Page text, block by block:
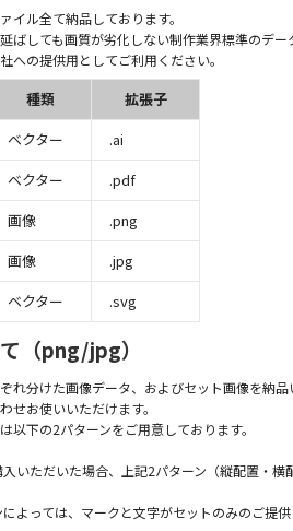
イル全て納品しております。
ばしても画質が劣化しない制作業界標準のデー
への提供用としてご利用ください。
種類
拡張子
ベクター
.ai
ベクター
.pdf
画像
.png
画像
.jpg
ベクター .svg
（png/jpg）
れ分けた画像データ、およびセット画像を納品
せお使いいただけます。
以下の2パターンをご用意しております。
いただいた場合、上記2パターン（縦配置・横
よっては、マークと文字がセットのみのご提供